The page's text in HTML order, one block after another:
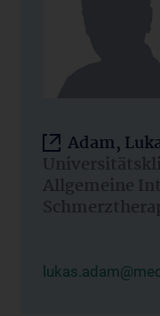
Adam,
Allgemeine